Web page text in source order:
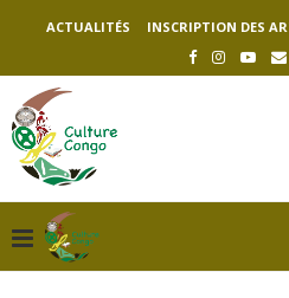
ACTUALITÉS INSCRIPTION DES